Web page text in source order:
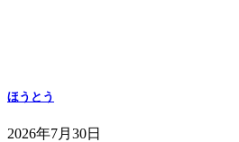
ほうとう
2026年7月30日